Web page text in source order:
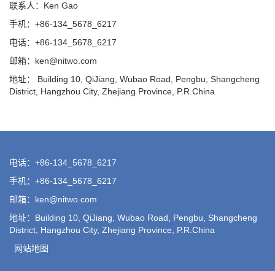
联系人：Ken Gao
手机：+86-134_5678_6217
电话：+86-134_5678_6217
邮箱：ken@nitwo.com
地址： Building 10, QiJiang, Wubao Road, Pengbu, Shangcheng
District, Hangzhou City, Zhejiang Province, P.R.China
电话：+86-134_5678_6217
手机：+86-134_5678_6217
邮箱：ken@nitwo.com
地址：Building 10, QiJiang, Wubao Road, Pengbu, Shangcheng
District, Hangzhou City, Zhejiang Province, P.R.China
网站地图